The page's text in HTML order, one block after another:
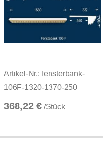
Artikel-Nr.: fensterbank-
106F-1320-1370-250
368,22 € /Stück